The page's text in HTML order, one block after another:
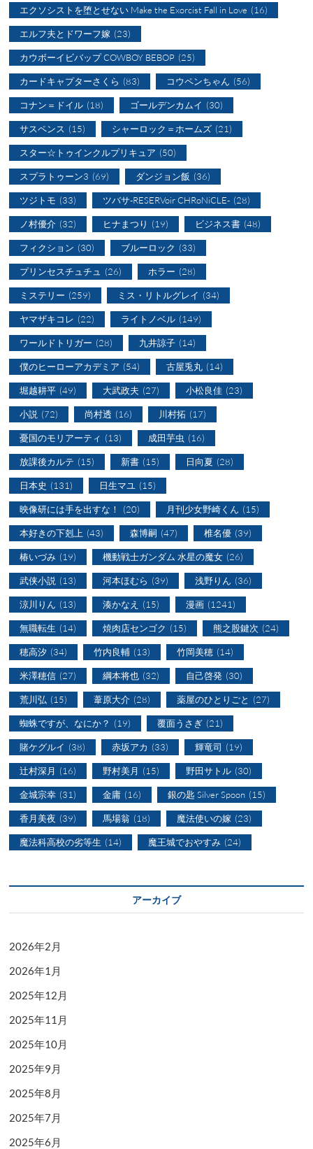
エクソシストを堕とせない Make the Exorcist Fall in Love (16)
エルフ夫とドワーフ嫁 (23)
カウボーイビバップ COWBOY BEBOP (25)
カードキャプターさくら (83) コウペンちゃん (56)
コナン＝ドイル (18) ゴールデンカムイ (30)
サスペンス (15) シャーロック＝ホームズ (21)
スター☆トゥインクルプリキュア (50)
スプラトゥーン3 (69) ダンジョン飯 (36)
ツジトモ (33) ツバサ-RESERVoir CHRoNiCLE- (28)
ノ村優介 (32) ヒナまつり (19) ビジネス書 (48)
フィクション (30) ブルーロック (33)
プリンセスチュチュ (26) ホラー (28)
ミステリー (259) ミス・リトルグレイ (34)
ヤマザキコレ (22) ライトノベル (149)
ワールドトリガー (28) 九井諒子 (14)
僕のヒーローアカデミア (54) 古屋兎丸 (14)
堀越耕平 (49) 大武政夫 (27) 小松良佳 (23)
小説 (72) 尚村透 (16) 川村拓 (17)
憂国のモリアーティ (13) 成田芋虫 (16)
放課後カルテ (15) 新書 (15) 日向夏 (28)
日本史 (131) 日生マユ (15)
映像研には手を出すな！ (20) 月刊少女野崎くん (15)
本好きの下剋上 (43) 森博嗣 (47) 椎名優 (39)
椿いづみ (19) 機動戦士ガンダム 水星の魔女 (26)
武侠小説 (13) 河本ほむら (39) 浅野りん (36)
涼川りん (13) 湊かなえ (15) 漫画 (1241)
無職転生 (14) 焼肉店センゴク (15) 熊之股鍵次 (24)
穂高汐 (34) 竹内良輔 (13) 竹岡美穂 (14)
米澤穂信 (27) 綱本将也 (32) 自己啓発 (30)
荒川弘 (15) 葦原大介 (28) 薬屋のひとりごと (27)
蜘蛛ですが、なにか？ (19) 覆面うさぎ (21)
賭ケグルイ (38) 赤坂アカ (33) 輝竜司 (19)
辻村深月 (16) 野村美月 (15) 野田サトル (30)
金城宗幸 (31) 金庸 (16) 銀の匙 Silver Spoon (15)
香月美夜 (39) 馬場翁 (18) 魔法使いの嫁 (23)
魔法科高校の劣等生 (14) 魔王城でおやすみ (24)
アーカイブ
2026年2月
2026年1月
2025年12月
2025年11月
2025年10月
2025年9月
2025年8月
2025年7月
2025年6月